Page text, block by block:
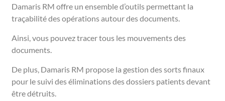
Damaris RM offre un ensemble d’outils permettant la
traçabilité des opérations autour des documents.
Ainsi, vous pouvez tracer tous les mouvements des
documents.
De plus, Damaris RM propose la gestion des sorts finaux
pour le suivi des éliminations des dossiers patients devant
être détruits.